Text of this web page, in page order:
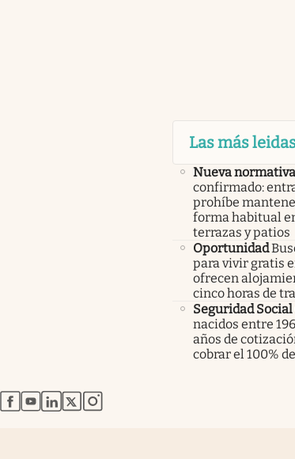
Las más
Nueva normativa
confirmado:
prohíbe
forma habitual
terrazas y patios
Oportunidad
para vivir gratis
ofrecen
cinco horas de
Seguridad Social
nacidos entre
años de
cobrar el 100%
abre en nueva pestaña
abre en nueva pestaña
abre en nueva pestaña
abre en nueva pestaña
abre en nueva pestaña